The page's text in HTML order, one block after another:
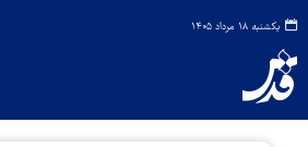
یکشنبه ۱۸ مرداد ۱۴۰۵